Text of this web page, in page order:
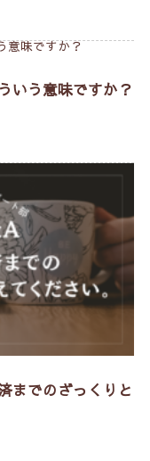
いう意味ですか？
までのざっくりと